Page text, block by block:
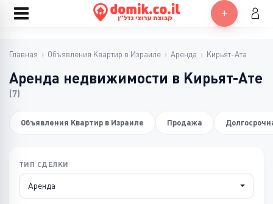
Главная › Объявления Квартир в Израиле › Аренда › Кирьят-Ата
Аренда недвижимости в Кирьят-Ате
(7)
Объявления Квартир в Израиле Продажа
ТИП СДЕЛКИ
Аренда